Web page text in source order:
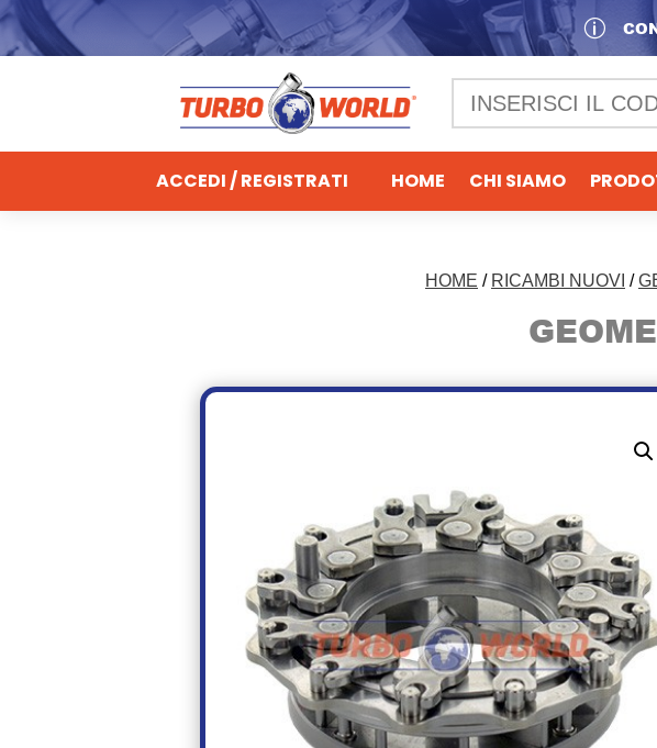
p
ACCEDI / REGISTRATI HOME CHI SIAMO
HOME / RICAMBI NUOVI /